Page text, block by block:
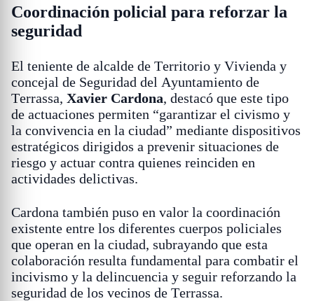
Coordinación policial para reforzar la
seguridad
El teniente de alcalde de Territorio y Vivienda y
concejal de Seguridad del Ayuntamiento de
Terrassa, Xavier Cardona, destacó que este tipo
de actuaciones permiten “garantizar el civismo y
la convivencia en la ciudad” mediante dispositivos
estratégicos dirigidos a prevenir situaciones de
riesgo y actuar contra quienes reinciden en
actividades delictivas.
Cardona también puso en valor la coordinación
existente entre los diferentes cuerpos policiales
que operan en la ciudad, subrayando que esta
colaboración resulta fundamental para combatir el
incivismo y la delincuencia y seguir reforzando la
seguridad de los vecinos de Terrassa.